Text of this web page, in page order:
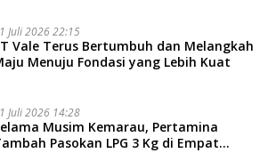
Juli 2026 22:15
Vale Terus Bertumbuh dan Melangkah
Menuju Fondasi yang Lebih Kuat
Juli 2026 14:28
Musim Kemarau, Pertamina
Pasokan LPG 3 Kg di Empat